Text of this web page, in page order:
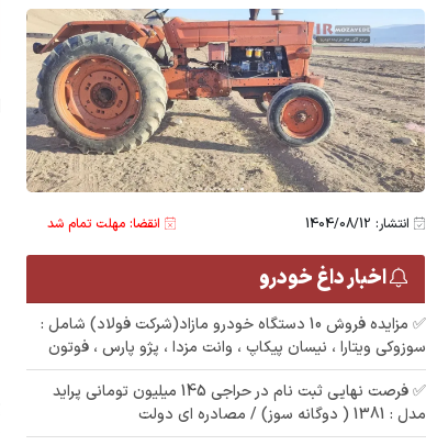
انتشار: 1404/08/12 انقضا: مهلت تمام شد
اخبار داغ خودرو
✅ مزایده فروش 10 دستگاه خودرو مازاد(شرکت فولاد) شامل :
سوزوکی ویتارا ، نیسان پیکاپ ، وانت مزدا ، پژو پارس ، فوتون
✅ فرصت نهایی ثبت نام در حراجی 145 میلیون تومانی پراید
مدل : 1381 ( دوگانه سوز) / مصادره ای دولت